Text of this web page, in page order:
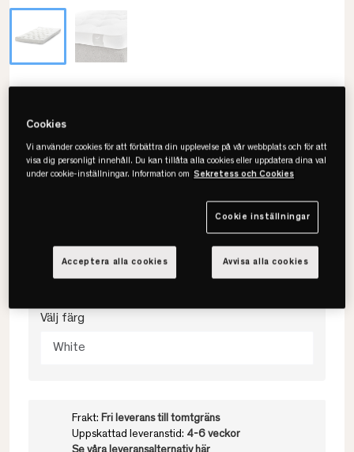
Talalay Bäddmadrass
• Tryckavlastning & ytmjuk
• Leder bort fukt
• Finns flera storlekar
Välj färg
White
Frakt: Fri leverans till tomtgräns
Uppskattad leveranstid: 4-6 veckor
Cookies
Vi använder cookies för att förbättra din upplevelse på vår webbplats och för att
visa dig personligt innehåll. Du kan tillåta alla cookies eller uppdatera dina val
under cookie-inställningar. Information om Sekretess och Cookies
Cookie inställningar
Avvisa alla cookies
Acceptera alla cookies